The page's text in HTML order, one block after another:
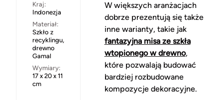
Kraj:
Indonezja
Materiał:
Szkło z
recyklingu,
drewno
Gamal
Wymiary:
17 x 20 x 11
cm
W większych aranżacjach
dobrze prezentują się także
inne warianty, takie jak
fantazyjna misa ze szkła
wtopionego w drewno,
które pozwalają budować
bardziej rozbudowane
kompozycje dekoracyjne.